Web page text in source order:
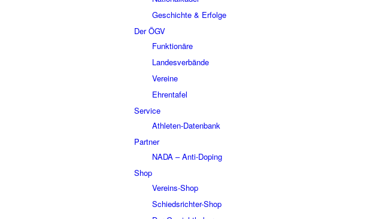
Geschichte & Erfolge
Der ÖGV
Funktionäre
Landesverbände
Vereine
Ehrentafel
Service
Athleten-Datenbank
Partner
NADA – Anti-Doping
Shop
Vereins-Shop
Schiedsrichter-Shop